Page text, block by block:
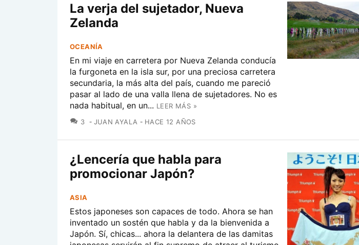
La verja del sujetador, Nueva
Zelanda
OCEANÍA
En mi viaje en carretera por Nueva Zelanda conducía
la furgoneta en la isla sur, por una preciosa carretera
secundaria, la más alta del país, cuando me pareció
pasar al lado de una valla llena de sujetadores. No es
nada habitual, en un... LEER MÁS »
3 COMENTARIOS
JUAN AYALA HACE 12 AÑOS
¿Lencería que habla para
promocionar Japón?
ASIA
Estos japoneses son capaces de todo. Ahora se han
inventado un sostén que habla y da la bienvenida a
Japón. Sí, chicas... ahora la delantera de las damitas